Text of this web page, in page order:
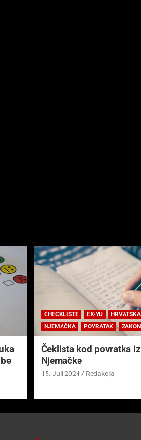
CHECKLISTE EX-YU
HRVATSKA
NJEMAČKA
POVRATAK ZAKONI
Čeklista kod povratka iz
Njemačke
15. Juli 2024 Redakcija